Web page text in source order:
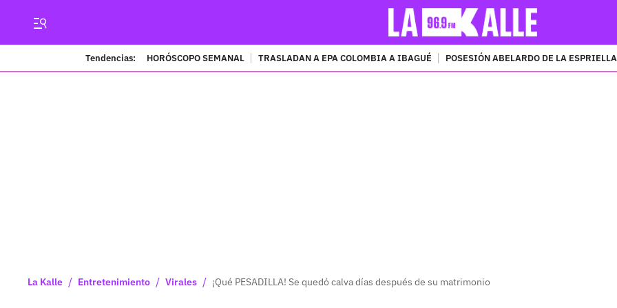
Tendencias: HORÓSCOPO SEMANAL TRASLADAN A EPA COLOMBIA A IBAGUÉ POSESIÓN ABELARDO DE LA ESPRIELLA
La Kalle / Entretenimiento / Virales / ¡Qué PESADILLA! Se quedó calva días después de su matrimonio